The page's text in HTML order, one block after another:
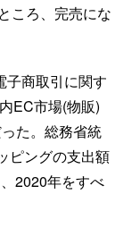
ころ、完売にな
子商取引に関す
EC市場(物販)
た。総務省統
ピングの支出額
2020年をすべ